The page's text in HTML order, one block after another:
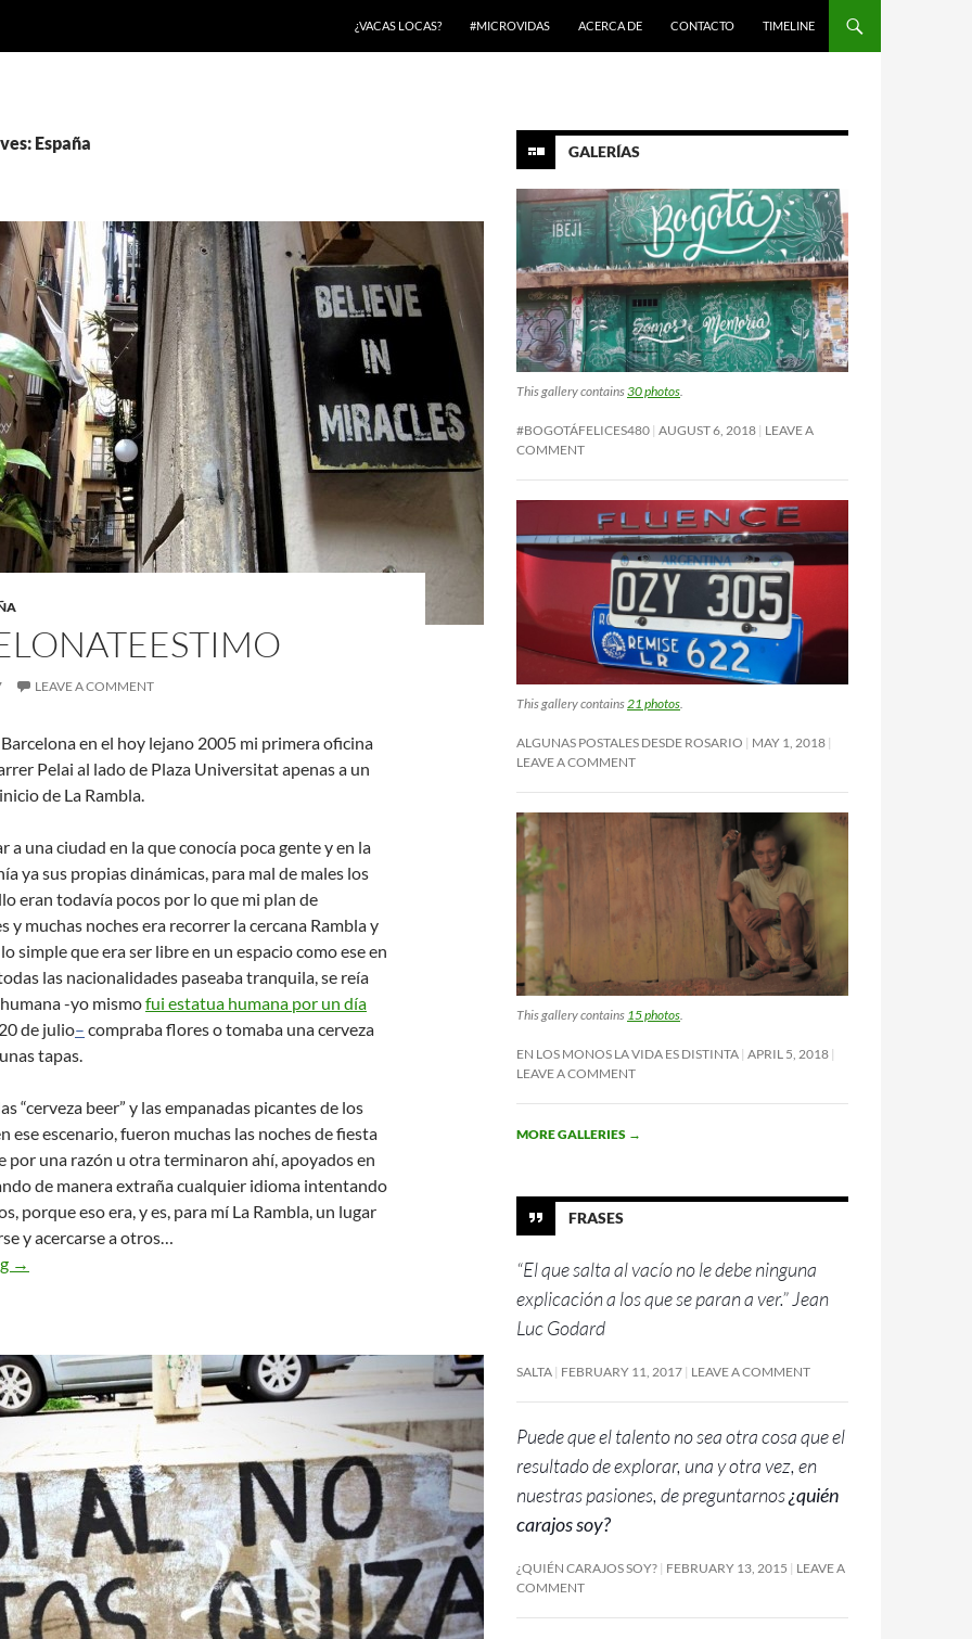
¿VACAS LOCAS? #MICROVIDAS ACERCA DE CONTACTO TIMELINE
España
LEAVE A COMMENT
en el hoy lejano 2005 mi primera oficina
Pelai al lado de Plaza Universitat apenas a un
de La Rambla.
a una ciudad en la que conocía poca gente y en la
ya sus propias dinámicas, para mal de males los
eran todavía pocos por lo que mi plan de
y muchas noches era recorrer la cercana Rambla y
simple que era ser libre en un espacio como ese en
las nacionalidades paseaba tranquila, se reía
-yo mismofui estatua humana por un día
de julio– compraba flores o tomaba una cerveza
tapas.
“cerveza beer” y las empanadas picantes de los
ese escenario, fueron muchas las noches de fiesta
por una razón u otra terminaron ahí, apoyados en
de manera extraña cualquier idioma intentando
porque eso era, y es, para mí La Rambla, un lugar
y acercarse a otros…
#BarcelonaTeEstimo
→
GALERÍAS
This gallery contains30 photos.
#BOGOTÁFELICES480 AUGUST 6, 2018 LEAVE A
COMMENT
This gallery contains 21 photos
ALGUNAS POSTALES DESDE ROSARIO
MAY 1, 2018
LEAVE A COMMENT
This gallery contains 15 photos.
EN LOS MONOS LA VIDA ES DISTINTA APRIL 5, 2018
LEAVE A COMMENT
MORE GALLERIES →
FRASES
“El que salta al vacío no le debe ninguna
explicación a los que se paran a ver.” Jean
Luc Godard
SALTA FEBRUARY 11, 2017 LEAVE A COMMENT
Puede que el talento no sea otra cosa que el
resultado de explorar, una y otra vez, en
nuestras pasiones, de preguntarnos¿quién
carajos soy?
¿QUIÉN CARAJOS SOY? FEBRUARY 13, 2015
LEAVE A
COMMENT